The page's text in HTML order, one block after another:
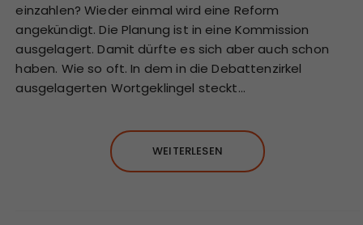
einzahlen? Wieder einmal wird eine Reform
angekündigt. Die Planung ist in eine Kommission
ausgelagert. Damit dürfte es sich aber auch schon
haben. Wie so oft. In dem in die Debattenzirkel
ausgelagerten Wortgeklingel steckt…
WEITERLESEN